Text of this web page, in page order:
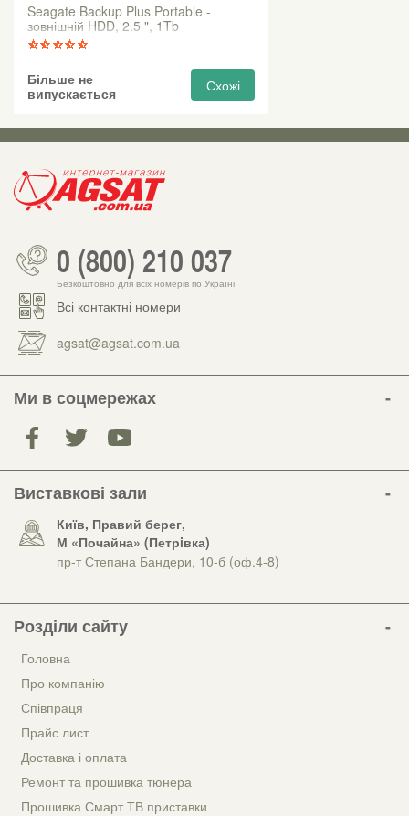
Seagate Backup Plus Portable -
зовнішній HDD, 2.5 ", 1Tb
Більше не
випускається
Схожі
0 (800) 210 037
Безкоштовно для всіх номерів по Україні
Всі контактні номери
agsat@agsat.com.ua
Ми в соцмережах
Виставкові зали
Київ, Правий берег,
М «Почайна» (Петрiвка)
пр-т Степана Бандери, 10-б (оф.4-8)
Розділи сайту
Головна
Про компанію
Співпраця
Прайс лист
Доставка і оплата
Ремонт та прошивка тюнера
Прошивка Смарт ТВ приставки